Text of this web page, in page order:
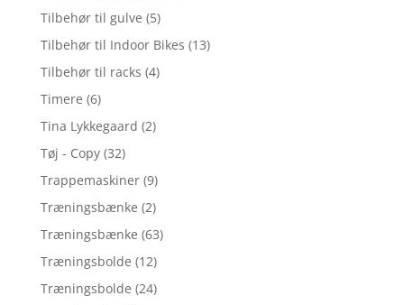
Tilbehør til gulve (5)
Tilbehør til Indoor Bikes (13)
Tilbehør til racks (4)
Timere (6)
Tina Lykkegaard (2)
Tøj - Copy (32)
Trappemaskiner (9)
Træningsbænke (2)
Træningsbænke (63)
Træningsbolde (12)
Træningsbolde (24)